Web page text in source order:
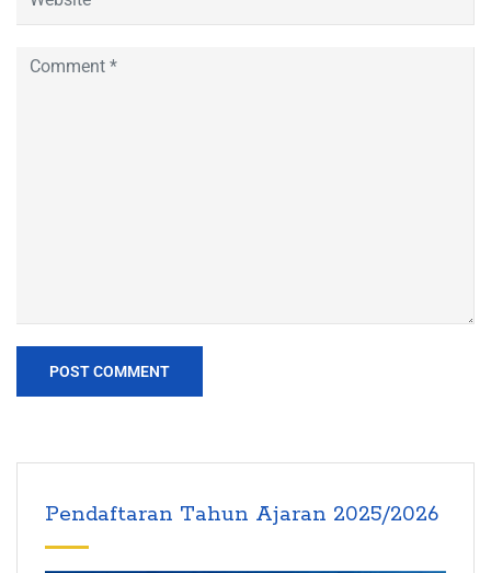
Pendaftaran Tahun Ajaran 2025/2026